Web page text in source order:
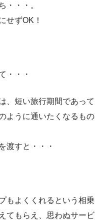
・・・。
せずOK！
・・・
、短い旅行期間であって
ように通いたくなるもの
渡すと・・・
もよくくれるという相乗
てもらえ、思わぬサービ